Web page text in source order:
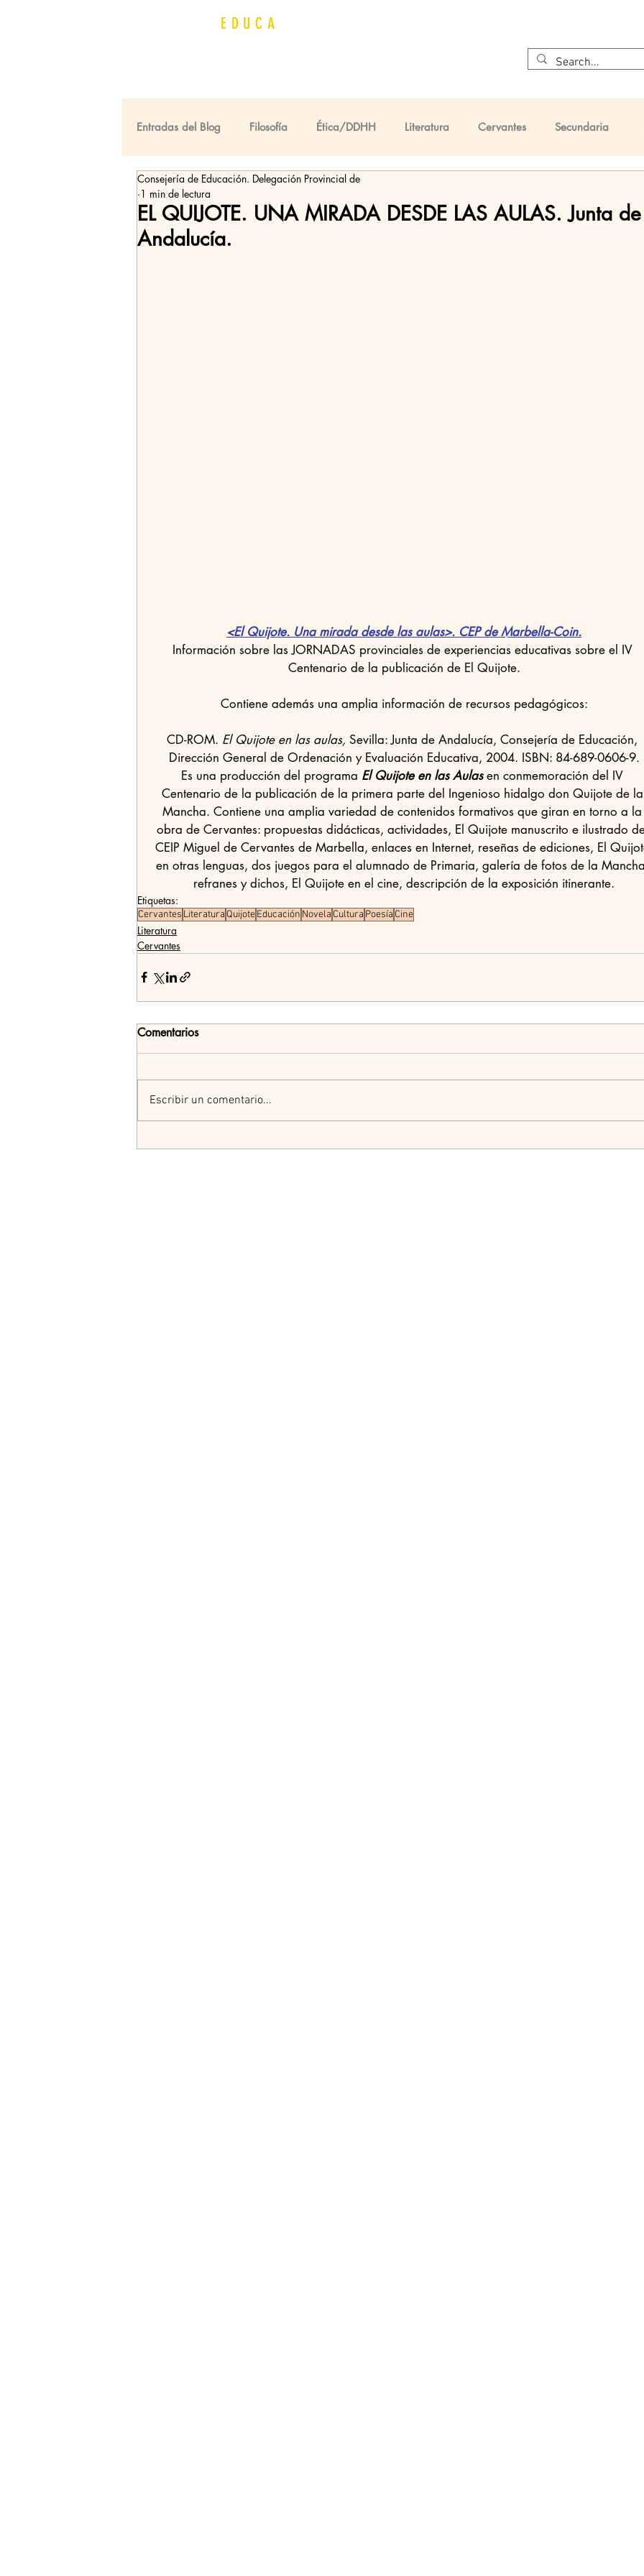
EDUCA
Entradas del Blog Filosofía Ética/DDHH Literatura Cervantes Secundaria
Premios Cervantes Universitaria
EL QUIJOTE. UNA MIRADA DESDE LAS AULAS. Junta de
Andalucía.
Consejería de Educación. Delegación Provincial de
1 min de lectura
<El Quijote. Una mirada desde las aulas>. CEP de Marbella-Coin.
Información sobre las JORNADAS provinciales de experiencias educativas sobre el IV
Centenario de la publicación de El Quijote.
Contiene además una amplia información de recursos pedagógicos:
CD-ROM. El Quijote en las aulas, Sevilla: Junta de Andalucía, Consejería de Educación,
Dirección General de Ordenación y Evaluación Educativa, 2004. ISBN: 84-689-0606-9.
Es una producción del programa El Quijote en las Aulas en conmemoración del IV
Centenario de la publicación de la primera parte del Ingenioso hidalgo don Quijote de la
Mancha. Contiene una amplia variedad de contenidos formativos que giran en torno a la
obra de Cervantes: propuestas didácticas, actividades, El Quijote manuscrito e ilustrado
CEIP Miguel de Cervantes de Marbella, enlaces en Internet, reseñas de ediciones, El
en otras lenguas, dos juegos para el alumnado de Primaria, galería de fotos de la
refranes y dichos, El Quijote en el cine, descripción de la exposición itinerante.
Etiquetas:
Cervantes Literatura QuijoteEducación Novela Cultura Poesía Cine
Literatura
Cervantes
Comentarios
Escribir un comentario...